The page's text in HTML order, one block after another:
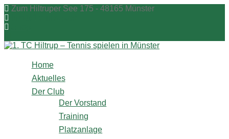
Zum
Inhalt
springen
Zum Hiltruper See 175 - 48165 Münster
Home
Aktuelles
Der Club
Der Vorstand
Training
Platzanlage